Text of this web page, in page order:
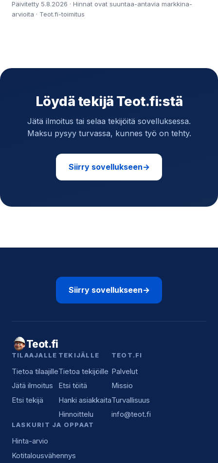
Päivitetty 5.8.2026 · Hinnat ovat suuntaa-antavia markkina-
arvioita · Teot.fi-toimitus
Löydä tekijä Teot.fi:stä
Jätä ilmoitus tai selaa tekijöitä sovelluksessa.
Maksu pysyy turvassa, kunnes työ on tehty.
Siirry sovellukseen→
Siirry sovellukseen→
Teot.fi
TILAAJALLE
Tietoa tilaajille
Jätä ilmoitus
Etsi tekijä
TEKIJÄLLE
Tietoa tekijöille
Etsi töitä
Hanki asiakkaita
Hinnoittelu
TEOT.FI
Palvelut
Missio
Turvallisuus
info@teot.fi
LASKURIT JA OPPAAT
Hinta-arvio
Kotitalousvähennys